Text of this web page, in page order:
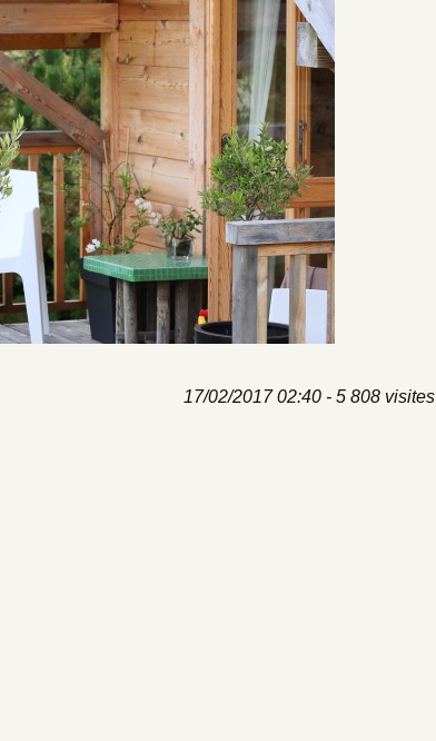
17/02/2017 02:40 - 5 808 visites